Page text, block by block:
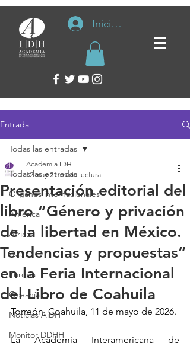
Iniciar sesión
Entrada
Todas las entradas
Organos internacionales
América
África
Asia
Europa
Oceanía
Noticias AiDH
Monitor DDHH
Todas las entradas
Presentación editorial del
libro “Género y privación
de la libertad en México.
Tendencias y propuestas”
en la Feria Internacional
del Libro de Coahuila
Academia IDH
12 may 2 min de lectura
Torreón, Coahuila, 11 de mayo de 2026.
La Academia Interamericana de